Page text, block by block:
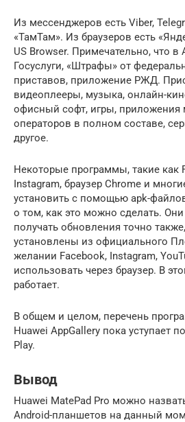
Из мессенджеров есть Viber,
«ТамТам». Из браузеров есть
US Browser. Примечательно, что в
Госуслуги, «Штрафы» от
приставов, приложение РЖД.
видеоплееры, музыка, онлайн-
офисный софт, игры, приложения
операторов в полном составе,
другое.
Некоторые программы, такие как
Instagram, браузер Chrome и
установить с помощью apk-
о том, как это можно сделать. Они
получать обновления точно
установлены из официального
желании Facebook, Instagram,
использовать через браузер. В
работает.
В общем и целом, перечень
Huawei AppGallery пока уступает
Play.
Вывод
Huawei MatePad Pro можно
Android-планшетов на данный